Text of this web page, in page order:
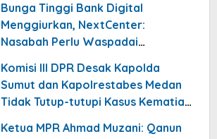
Bunga Tinggi Bank Digital
Menggiurkan, NextCenter:
Nasabah Perlu Waspadai
Komisi III DPR Desak Kapolda
Sumut dan Kapolrestabes Medan
Tidak Tutup-tutupi Kasus Kematian
Ketua MPR Ahmad Muzani: Qanun